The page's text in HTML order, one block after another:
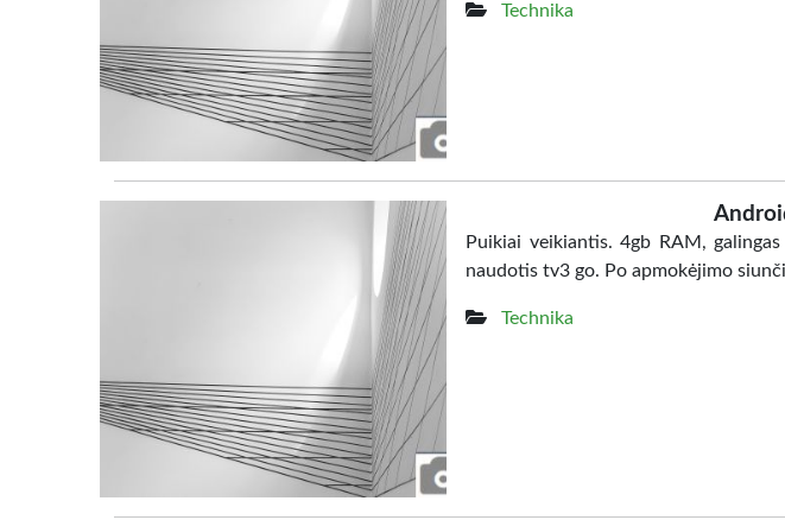
Technika
Puikiai veikiantis. 4gb RAM,
naudotis tv3 go. Po apmokėjimo
Technika